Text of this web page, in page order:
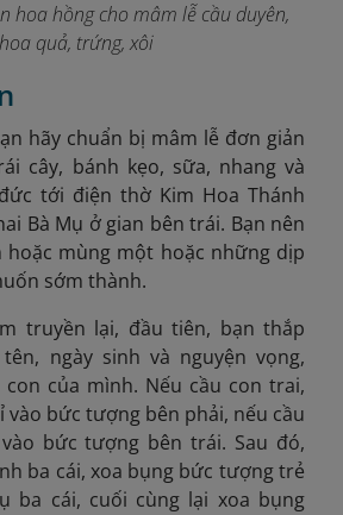
hoa hồng cho mâm lễ cầu duyên,
hoa quả, trứng, xôi
hãy chuẩn bị mâm lễ đơn giản
cây, bánh kẹo, sữa, nhang và
tới điện thờ Kim Hoa Thánh
Bà Mụ ở gian bên trái. Bạn nên
hoặc mùng một hoặc những dịp
sớm thành.
truyền lại, đầu tiên, bạn thắp
ngày sinh và nguyện vọng,
của mình. Nếu cầu con trai,
vào bức tượng bên phải, nếu cầu
bức tượng bên trái. Sau đó,
ba cái, xoa bụng bức tượng trẻ
ba cái, cuối cùng lại xoa bụng